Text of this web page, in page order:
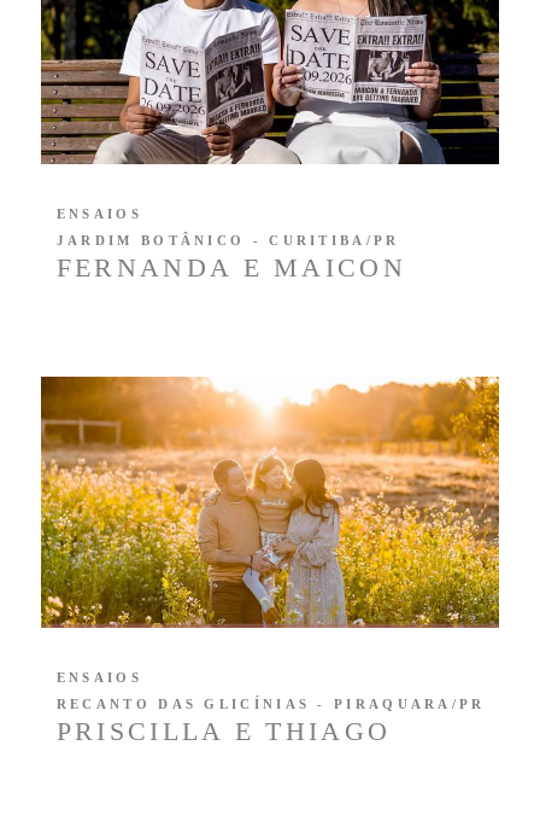
FERNANDA E MAICON
ENSAIOS
JARDIM BOTÂNICO - CURITIBA/PR
PRISCILLA E THIAGO
ENSAIOS
RECANTO DAS GLICÍNIAS - PIRAQUARA/PR